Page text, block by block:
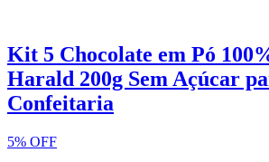
Kit 5 Chocolate em Pó
Harald 200g Sem Açúcar
Confeitaria
5% OFF